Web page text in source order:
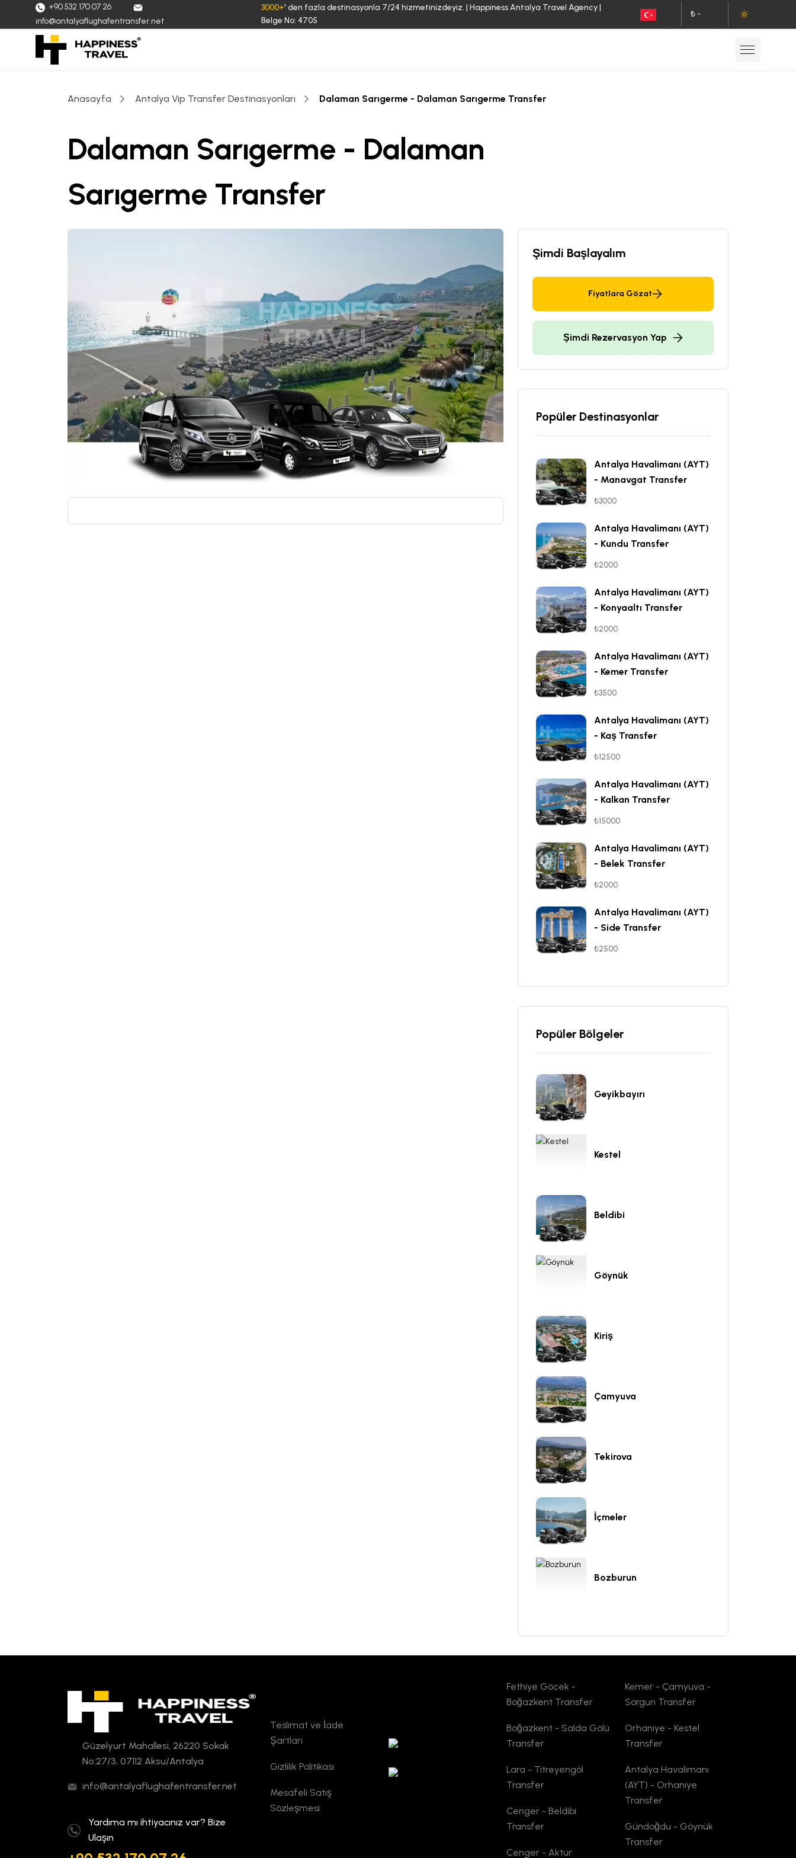
+90 532 170 07 26
info@antalyaflughafentransfer.net
3000+' den fazla destinasyonla 7/24 hizmetinizdeyiz. | Happiness Antalya Travel Agency |
Belge No: 4705
₺ -
Anasayfa Antalya Vip Transfer Destinasyonları Dalaman Sarıgerme - Dalaman Sarıgerme Transfer
Dalaman Sarıgerme - Dalaman
Sarıgerme Transfer
Şimdi Başlayalım
Fiyatlara Gözat
Şimdi Rezervasyon Yap
Popüler Destinasyonlar
Antalya Havalimanı (AYT)
- Manavgat Transfer
₺3000
Antalya Havalimanı (AYT)
- Kundu Transfer
₺2000
Antalya Havalimanı (AYT)
- Konyaaltı Transfer
₺2000
Antalya Havalimanı (AYT)
- Kemer Transfer
₺3500
Antalya Havalimanı (AYT)
- Kaş Transfer
₺12500
Antalya Havalimanı (AYT)
- Kalkan Transfer
₺15000
Antalya Havalimanı (AYT)
- Belek Transfer
₺2000
Antalya Havalimanı (AYT)
- Side Transfer
₺2500
Popüler Bölgeler
Geyikbayırı
Kestel
Beldibi
Göynük
Kiriş
Çamyuva
Tekirova
İçmeler
Bozburun
Güzelyurt Mahallesi, 26220 Sokak
No:27/3, 07112 Aksu/Antalya
info@antalyaflughafentransfer.net
Yardıma mı ihtiyacınız var? Bize
Ulaşın
Teslimat ve İade
Şartları
Gizlilik Politikası
Mesafeli Satış
Sözleşmesi
Fethiye Göcek -
Boğazkent Transfer
Boğazkent - Salda Gölü
Transfer
Lara - Titreyengöl
Transfer
Cenger - Beldibi
Transfer
Cenger - Aktur
Kemer - Çamyuva -
Sorgun Transfer
Orhaniye - Kestel
Transfer
Antalya Havalimanı
(AYT) - Orhaniye
Transfer
Gündoğdu - Göynük
Transfer